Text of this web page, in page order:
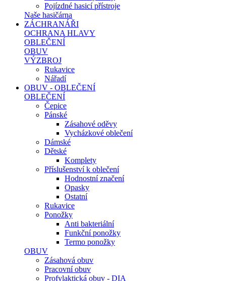
Pojízdné hasicí přístroje
Naše hasičárna
ZÁCHRANÁŘI
OCHRANA HLAVY
OBLEČENÍ
OBUV
VÝZBROJ
Rukavice
Nářadí
OBUV - OBLEČENÍ
OBLEČENÍ
Čepice
Pánské
Zásahové oděvy
Vycházkové oblečení
Dámské
Dětské
Komplety
Příslušenství k oblečení
Hodnostní značení
Opasky
Ostatní
Rukavice
Ponožky
Anti bakteriální
Funkční ponožky
Termo ponožky
OBUV
Zásahová obuv
Pracovní obuv
Profylaktická obuv - DIA